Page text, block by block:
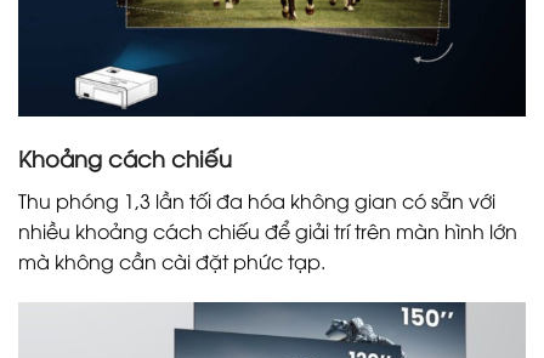
Khoảng cách chiếu
Thu phóng 1,3 lần tối đa hóa không gian có sẵn với
nhiều khoảng cách chiếu để giải trí trên màn hình lớn
mà không cần cài đặt phức tạp.